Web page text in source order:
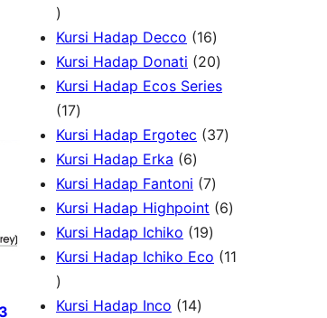
k
u
k
u
k
o
d
u
1
5
P
r
o
d
u
k
Kursi Hadap Decco 161
6
P
o
u
k
Kursi Hadap Donati 202
0
r
u
Kursi Hadap Ecos Series
171
7
P
r
o
d
u
Kursi Hadap Ergotec 373
r
d
Kursi Hadap Erka 66
P
r
o
d
k
Kursi Hadap Fantoni 77
P
r
o
Kursi Hadap Highpoint 66
r
Kursi Hadap Ichiko 191
9
Kursi Hadap Ichiko Eco
11
1
1
Kursi Hadap Inco 141